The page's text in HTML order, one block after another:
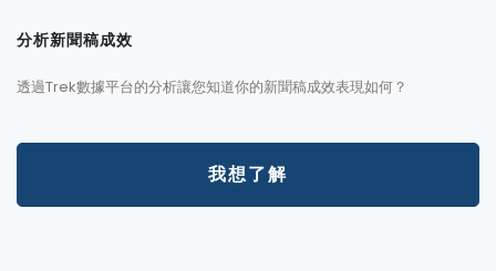
分析新聞稿成效
透過Trek數據平台的分析讓您知道你的新聞稿成效表現如何？
我想了解